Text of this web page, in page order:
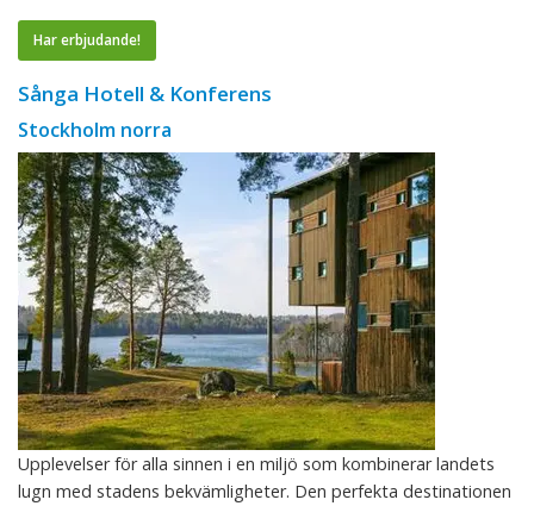
Har erbjudande!
Sånga Hotell & Konferens
Stockholm norra
Upplevelser för alla sinnen i en miljö som kombinerar landets
lugn med stadens bekvämligheter. Den perfekta destinationen